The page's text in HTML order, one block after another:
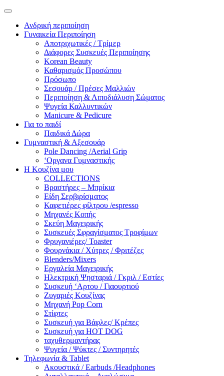
Ανδρική περιποίηση
Γυναικεία Περιποίηση
Αποτριχωτικές / Τρίμερ
Διάφορες Συσκευές Περιποίησης
Korean Beauty
Καθαρισμός Προσώπου
Πρόσωπο
Σεσουάρ / Πρέσες Μαλλιών
Περιποίηση & Λιποδιάλυση Σώματος
Ψυγεία Καλλυντικών
Manicure & Pedicure
Για το παιδί
Παιδικά Δώρα
Γυμναστική & Αξεσουάρ
Pole Dancing /Aerial Grip
‘Οργανα Γυμναστικής
Η Κουζίνα μου
COLLECTIONS
Βραστήρες – Μπρίκια
Είδη Σερβιρίσματος
Καφετιέρες φίλτρου /espresso
Μηχανές Κοπής
Σκεύη Μαγειρικής
Συσκευές Σφραγίσματος Τροφίμων
Φρυγανιέρες/ Toaster
Φουρνάκια / Χύτρες / Φριτέζες
Blenders/Mixers
Εργαλεία Μαγειρικής
Ηλεκτρική Ψησταριά / Γκριλ / Eστίες
Συσκευή ‘Αρτου / Γιαουρτιού
Ζυγαριές Κουζίνας
Μηχανή Pop Corn
Στίφτες
Συσκευή για Βάφλες/ Κρέπες
Συσκευή για HOT DOG
ταχυθερμαντήρας
Ψυγεία / Ψύκτες / Συντηρητές
Τηλεφωνία & Tablet
Ακουστικά / Earbuds /Headphones